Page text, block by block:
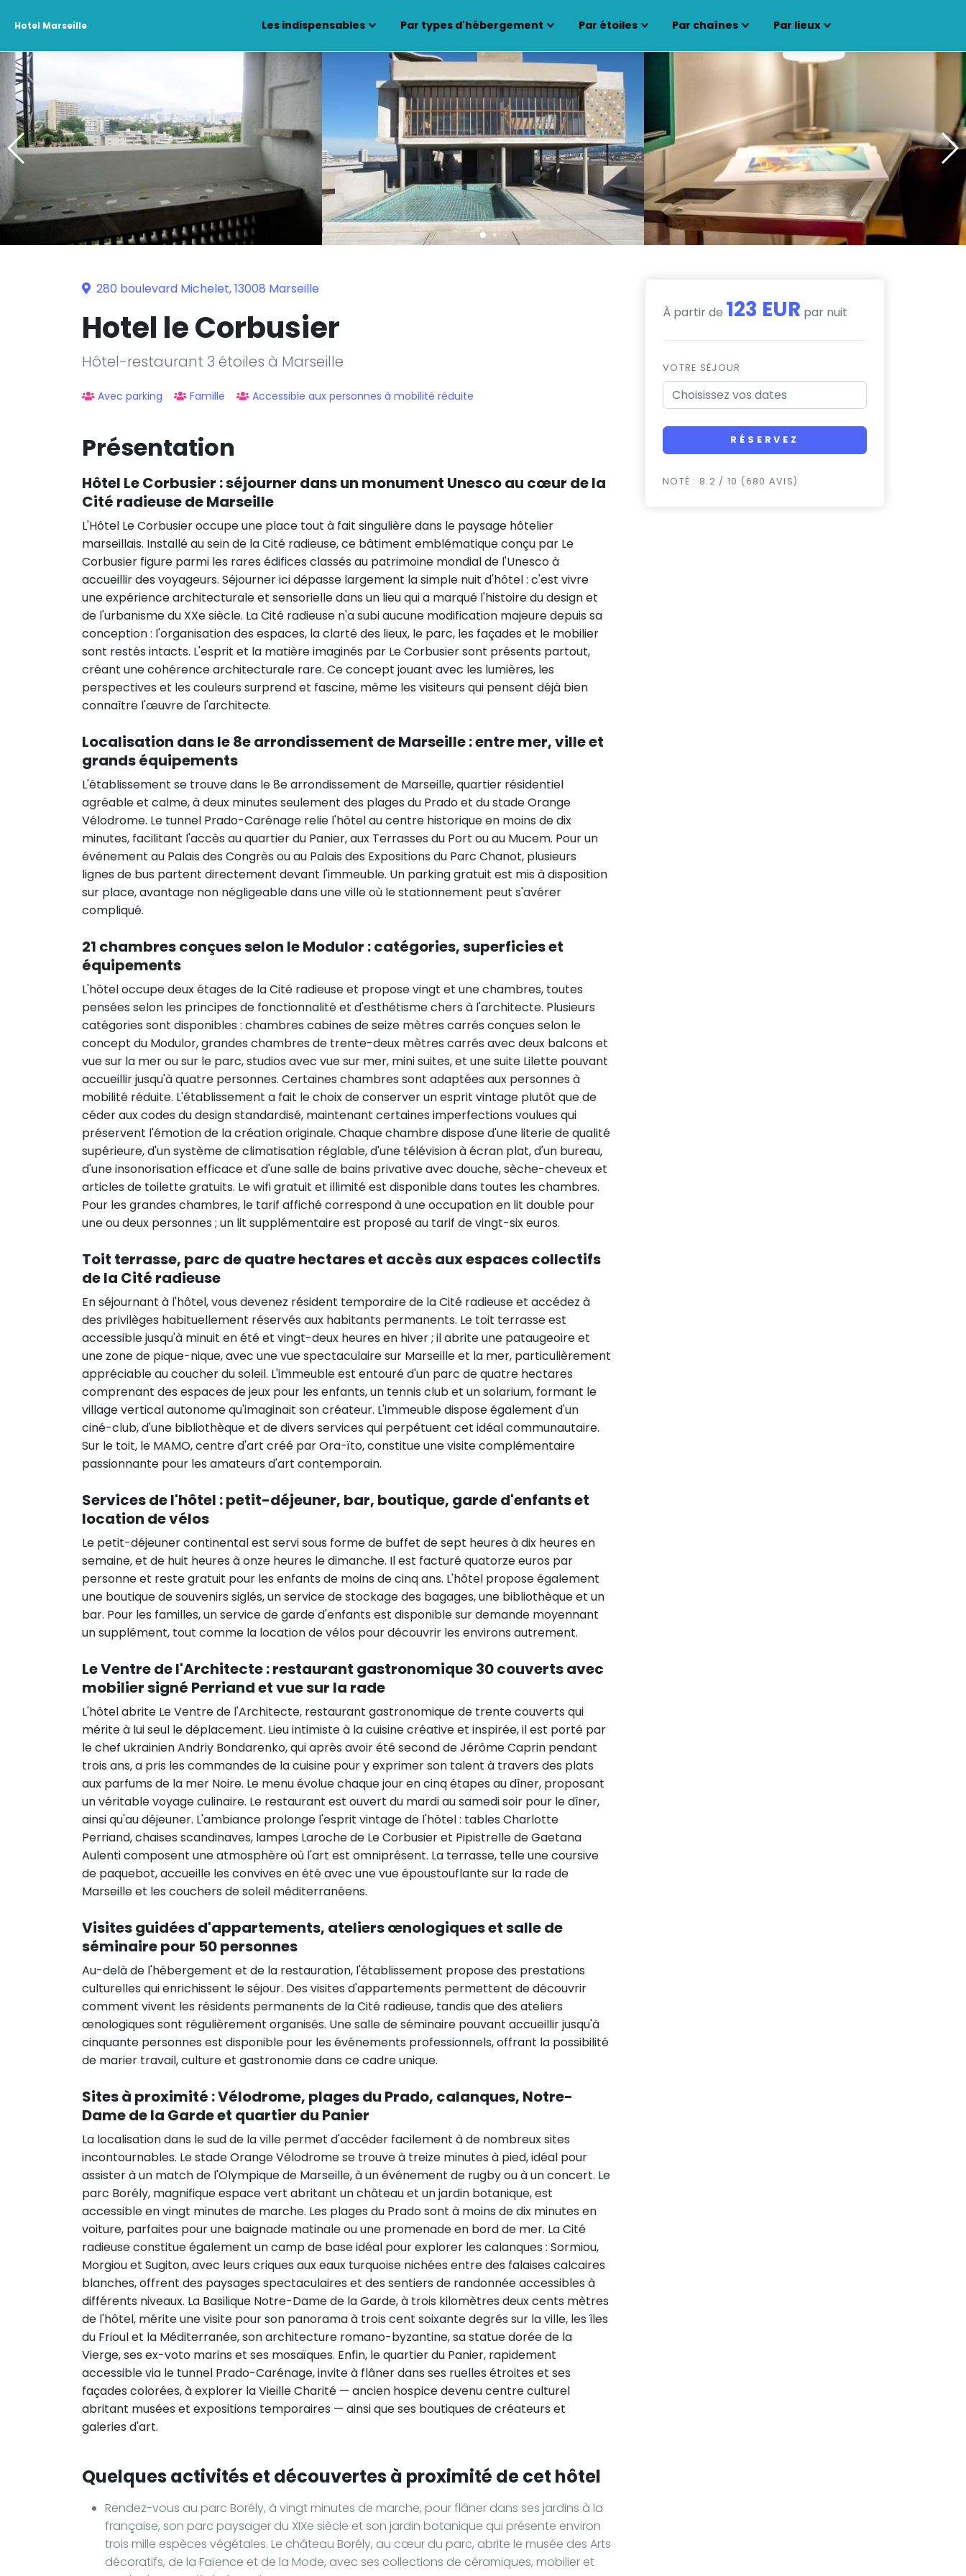
Hotel Marseille Les indispensables Par types d'hébergement Par étoiles Par chaînes Par lieux
280 boulevard Michelet, 13008 Marseille
Hotel le Corbusier
Hôtel-restaurant 3 étoiles à Marseille
Avec parking Famille Accessible aux personnes à mobilité réduite
Présentation
Hôtel Le Corbusier : séjourner dans un monument Unesco au cœur de la
Cité radieuse de Marseille
L'Hôtel Le Corbusier occupe une place tout à fait singulière dans le paysage hôtelier
marseillais. Installé au sein de la Cité radieuse, ce bâtiment emblématique conçu par Le
Corbusier figure parmi les rares édifices classés au patrimoine mondial de l'Unesco à
accueillir des voyageurs. Séjourner ici dépasse largement la simple nuit d'hôtel : c'est vivre
une expérience architecturale et sensorielle dans un lieu qui a marqué l'histoire du design et
de l'urbanisme du XXe siècle. La Cité radieuse n'a subi aucune modification majeure depuis sa
conception : l'organisation des espaces, la clarté des lieux, le parc, les façades et le mobilier
sont restés intacts. L'esprit et la matière imaginés par Le Corbusier sont présents partout,
créant une cohérence architecturale rare. Ce concept jouant avec les lumières, les
perspectives et les couleurs surprend et fascine, même les visiteurs qui pensent déjà bien
connaître l'œuvre de l'architecte.
Localisation dans le 8e arrondissement de Marseille : entre mer, ville et
grands équipements
L'établissement se trouve dans le 8e arrondissement de Marseille, quartier résidentiel
agréable et calme, à deux minutes seulement des plages du Prado et du stade Orange
Vélodrome. Le tunnel Prado-Carénage relie l'hôtel au centre historique en moins de dix
minutes, facilitant l'accès au quartier du Panier, aux Terrasses du Port ou au Mucem. Pour un
événement au Palais des Congrès ou au Palais des Expositions du Parc Chanot, plusieurs
lignes de bus partent directement devant l'immeuble. Un parking gratuit est mis à disposition
sur place, avantage non négligeable dans une ville où le stationnement peut s'avérer
compliqué.
21 chambres conçues selon le Modulor : catégories, superficies et
équipements
L'hôtel occupe deux étages de la Cité radieuse et propose vingt et une chambres, toutes
pensées selon les principes de fonctionnalité et d'esthétisme chers à l'architecte. Plusieurs
catégories sont disponibles : chambres cabines de seize mètres carrés conçues selon le
concept du Modulor, grandes chambres de trente-deux mètres carrés avec deux balcons et
vue sur la mer ou sur le parc, studios avec vue sur mer, mini suites, et une suite Lilette pouvant
accueillir jusqu'à quatre personnes. Certaines chambres sont adaptées aux personnes à
mobilité réduite. L'établissement a fait le choix de conserver un esprit vintage plutôt que de
céder aux codes du design standardisé, maintenant certaines imperfections voulues qui
préservent l'émotion de la création originale. Chaque chambre dispose d'une literie de qualité
supérieure, d'un système de climatisation réglable, d'une télévision à écran plat, d'un bureau,
d'une insonorisation efficace et d'une salle de bains privative avec douche, sèche-cheveux et
articles de toilette gratuits. Le wifi gratuit et illimité est disponible dans toutes les chambres.
Pour les grandes chambres, le tarif affiché correspond à une occupation en lit double pour
une ou deux personnes ; un lit supplémentaire est proposé au tarif de vingt-six euros.
Toit terrasse, parc de quatre hectares et accès aux espaces collectifs
de la Cité radieuse
En séjournant à l'hôtel, vous devenez résident temporaire de la Cité radieuse et accédez à
des privilèges habituellement réservés aux habitants permanents. Le toit terrasse est
accessible jusqu'à minuit en été et vingt-deux heures en hiver ; il abrite une pataugeoire et
une zone de pique-nique, avec une vue spectaculaire sur Marseille et la mer, particulièrement
appréciable au coucher du soleil. L'immeuble est entouré d'un parc de quatre hectares
comprenant des espaces de jeux pour les enfants, un tennis club et un solarium, formant le
village vertical autonome qu'imaginait son créateur. L'immeuble dispose également d'un
ciné-club, d'une bibliothèque et de divers services qui perpétuent cet idéal communautaire.
Sur le toit, le MAMO, centre d'art créé par Ora-ïto, constitue une visite complémentaire
passionnante pour les amateurs d'art contemporain.
Services de l'hôtel : petit-déjeuner, bar, boutique, garde d'enfants et
location de vélos
Le petit-déjeuner continental est servi sous forme de buffet de sept heures à dix heures en
semaine, et de huit heures à onze heures le dimanche. Il est facturé quatorze euros par
personne et reste gratuit pour les enfants de moins de cinq ans. L'hôtel propose également
une boutique de souvenirs siglés, un service de stockage des bagages, une bibliothèque et un
bar. Pour les familles, un service de garde d'enfants est disponible sur demande moyennant
un supplément, tout comme la location de vélos pour découvrir les environs autrement.
Le Ventre de l'Architecte : restaurant gastronomique 30 couverts avec
mobilier signé Perriand et vue sur la rade
L'hôtel abrite Le Ventre de l'Architecte, restaurant gastronomique de trente couverts qui
mérite à lui seul le déplacement. Lieu intimiste à la cuisine créative et inspirée, il est porté par
le chef ukrainien Andriy Bondarenko, qui après avoir été second de Jérôme Caprin pendant
trois ans, a pris les commandes de la cuisine pour y exprimer son talent à travers des plats
aux parfums de la mer Noire. Le menu évolue chaque jour en cinq étapes au dîner, proposant
un véritable voyage culinaire. Le restaurant est ouvert du mardi au samedi soir pour le dîner,
ainsi qu'au déjeuner. L'ambiance prolonge l'esprit vintage de l'hôtel : tables Charlotte
Perriand, chaises scandinaves, lampes Laroche de Le Corbusier et Pipistrelle de Gaetana
Aulenti composent une atmosphère où l'art est omniprésent. La terrasse, telle une coursive
de paquebot, accueille les convives en été avec une vue époustouflante sur la rade de
Marseille et les couchers de soleil méditerranéens.
Visites guidées d'appartements, ateliers œnologiques et salle de
séminaire pour 50 personnes
Au-delà de l'hébergement et de la restauration, l'établissement propose des prestations
culturelles qui enrichissent le séjour. Des visites d'appartements permettent de découvrir
comment vivent les résidents permanents de la Cité radieuse, tandis que des ateliers
œnologiques sont régulièrement organisés. Une salle de séminaire pouvant accueillir jusqu'à
cinquante personnes est disponible pour les événements professionnels, offrant la possibilité
de marier travail, culture et gastronomie dans ce cadre unique.
Sites à proximité : Vélodrome, plages du Prado, calanques, Notre-
Dame de la Garde et quartier du Panier
La localisation dans le sud de la ville permet d'accéder facilement à de nombreux sites
incontournables. Le stade Orange Vélodrome se trouve à treize minutes à pied, idéal pour
assister à un match de l'Olympique de Marseille, à un événement de rugby ou à un concert. Le
parc Borély, magnifique espace vert abritant un château et un jardin botanique, est
accessible en vingt minutes de marche. Les plages du Prado sont à moins de dix minutes en
voiture, parfaites pour une baignade matinale ou une promenade en bord de mer. La Cité
radieuse constitue également un camp de base idéal pour explorer les calanques : Sormiou,
Morgiou et Sugiton, avec leurs criques aux eaux turquoise nichées entre des falaises calcaires
blanches, offrent des paysages spectaculaires et des sentiers de randonnée accessibles à
différents niveaux. La Basilique Notre-Dame de la Garde, à trois kilomètres deux cents mètres
de l'hôtel, mérite une visite pour son panorama à trois cent soixante degrés sur la ville, les îles
du Frioul et la Méditerranée, son architecture romano-byzantine, sa statue dorée de la
Vierge, ses ex-voto marins et ses mosaïques. Enfin, le quartier du Panier, rapidement
accessible via le tunnel Prado-Carénage, invite à flâner dans ses ruelles étroites et ses
façades colorées, à explorer la Vieille Charité — ancien hospice devenu centre culturel
abritant musées et expositions temporaires — ainsi que ses boutiques de créateurs et
galeries d'art.
Quelques activités et découvertes à proximité de cet hôtel
Rendez-vous au parc Borély, à vingt minutes de marche, pour flâner dans ses jardins à la
française, son parc paysager du XIXe siècle et son jardin botanique qui présente environ
trois mille espèces végétales. Le château Borély, au cœur du parc, abrite le musée des Arts
décoratifs, de la Faïence et de la Mode, avec ses collections de céramiques, mobilier et
À partir de 123 EUR par nuit
VOTRE SÉJOUR
RÉSERVEZ
NOTÉ : 8.2 / 10 (680 AVIS)